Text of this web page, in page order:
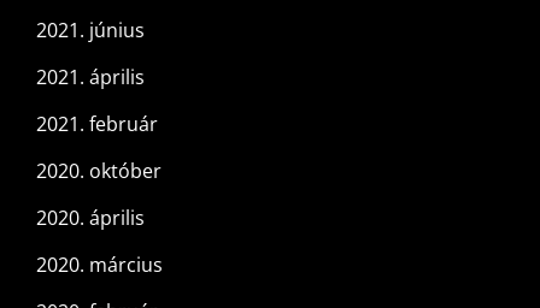
2021. június
2021. április
2021. február
2020. október
2020. április
2020. március